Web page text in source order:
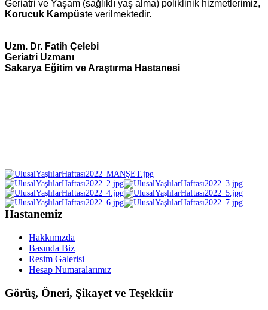
Geriatri ve Yaşam (sağlıklı yaş alma) poliklinik hizmetlerimiz,
Korucuk Kampüste verilmektedir.
Uzm. Dr. Fatih Çelebi
Geriatri Uzmanı
Sakarya Eğitim ve Araştırma Hastanesi
Hastanemiz
Hakkımızda
Basında Biz
Resim Galerisi
Hesap Numaralarımız
Görüş, Öneri, Şikayet ve Teşekkür